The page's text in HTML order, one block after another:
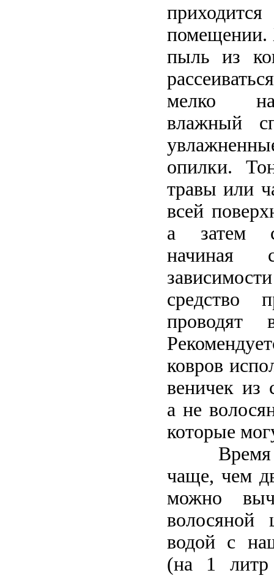
пыль из
мелко
влажный
опилки.
травы или
всей
а затем
начиная
средство
проводят
ковров
веничек из
а не
которые
чаще, чем
можно
волосяной
во­дой с
(на 1